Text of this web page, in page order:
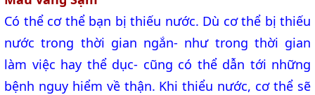
Có thể cơ thể bạn bị thiếu nước. Dù cơ thể bị thiếu
nước trong thời gian ngắn- như trong thời gian
làm việc hay thể dục- cũng có thể dẫn tới những
bệnh nguy hiểm về thận. Khi thiểu nước, cơ thể sẽ